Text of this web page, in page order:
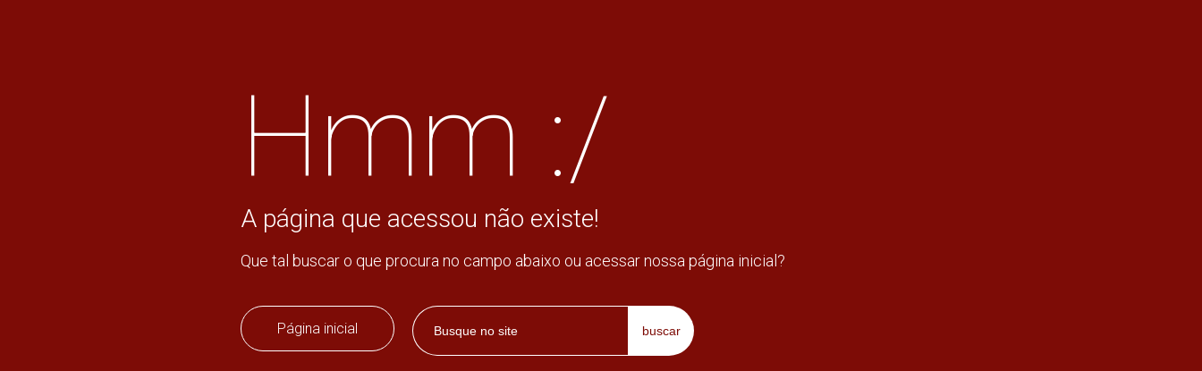
Hmm :/
A página que acessou não existe!
Que tal buscar o que procura no campo abaixo ou acessar nossa página inicial?
Página inicial